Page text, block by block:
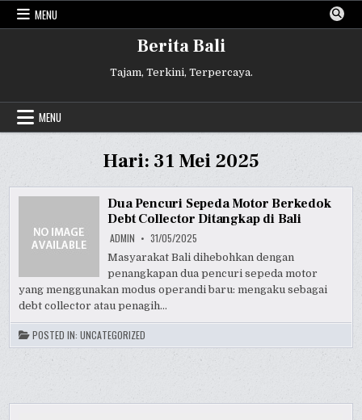
Skip
MENU
Berita Bali
Tajam, Terkini, Terpercaya.
MENU
Hari: 31 Mei 2025
Dua Pencuri Sepeda Motor Berkedok
Debt Collector Ditangkap di Bali
ADMIN 31/05/2025
Masyarakat Bali dihebohkan dengan
penangkapan dua pencuri sepeda motor
yang menggunakan modus operandi baru: mengaku sebagai
debt collector atau penagih…
POSTED IN:UNCATEGORIZED